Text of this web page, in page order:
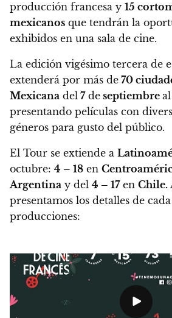
producción francesa y 15
mexicanos que tendrán la
exhibidos en una sala de cine.
La edición vigésimo tercera de
extenderá por más de 70
Mexicana del 7de septiembre al
presentando películas con
géneros para gusto del público.
El Tour se extiende a
octubre: 4 – 18 en
Argentina y del 4 – 17en Chile.
presentamos los detalles de
producciones: